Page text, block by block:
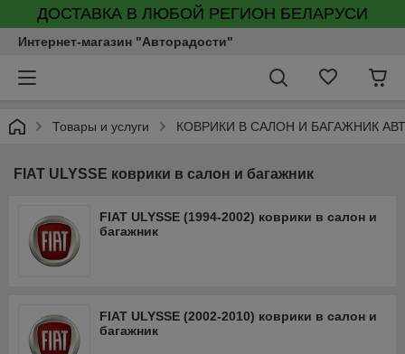
ДОСТАВКА В ЛЮБОЙ РЕГИОН БЕЛАРУСИ
Интернет-магазин "Авторадости"
Товары и услуги КОВРИКИ В САЛОН И БАГАЖНИК
FIAT ULYSSE коврики в салон и багажник
FIAT ULYSSE (1994-2002) коврики в салон и
багажник
FIAT ULYSSE (2002-2010) коврики в салон и
багажник